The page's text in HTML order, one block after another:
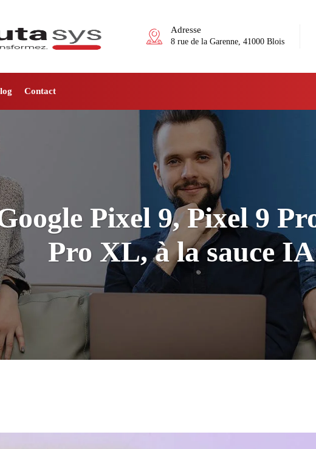
Adresse
8 rue de la Garenne, 41000 Blois
Contact
Pixel 9, Pixel 9
Pro XL, à la sauce